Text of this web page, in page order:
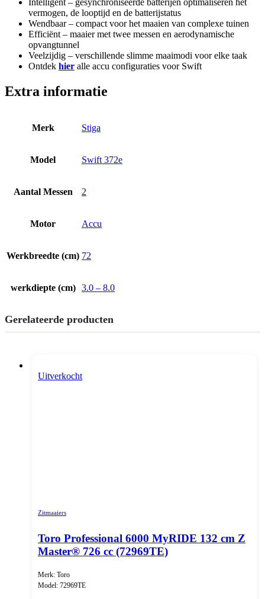
Intelligent – gesynchroniseerde batterijen optimaliseren het
vermogen, de looptijd en de batterijstatus
Wendbaar – compact voor het maaien van complexe tuinen
Efficiënt – maaier met twee messen en aerodynamische
opvangtunnel
Veelzijdig – verschillende slimme maaimodi voor elke taak
Ontdek hier alle accu configuraties voor Swift
Extra informatie
Merk Stiga
Model Swift 372e
Aantal Messen 2
Motor Accu
Werkbreedte (cm) 72
werkdiepte (cm) 3.0 – 8.0
Gerelateerde producten
Uitverkocht
Zitmaaiers
Toro Professional 6000 MyRIDE 132 cm Z
Master® 726 cc (72969TE)
Merk: Toro
Model: 72969TE